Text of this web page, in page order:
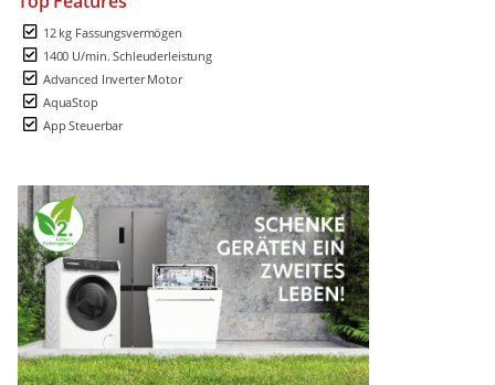
12 kg Fassungsvermögen
1400 U/min. Schleuderleistung
Advanced Inverter Motor
AquaStop
App Steuerbar